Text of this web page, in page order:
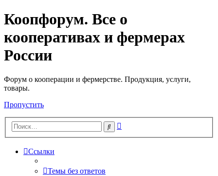
Коопфорум. Все о
кооперативах и фермерах
России
Форум о кооперации и фермерстве. Продукция, услуги,
товары.
Пропустить
Поиск
Ссылки
Темы без ответов